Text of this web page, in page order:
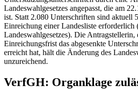
Landeswahlgesetzes angepasst, die am
ist. Statt 2.080 Unterschriften sind aktuell
Einreichung einer Landesliste erforderlich
Landeswahlgesetzes). Die
Einreichungsfrist das abgesenkte
erreicht hat, hält die Änderung des
unzureichend.
VerfGH: Organklage